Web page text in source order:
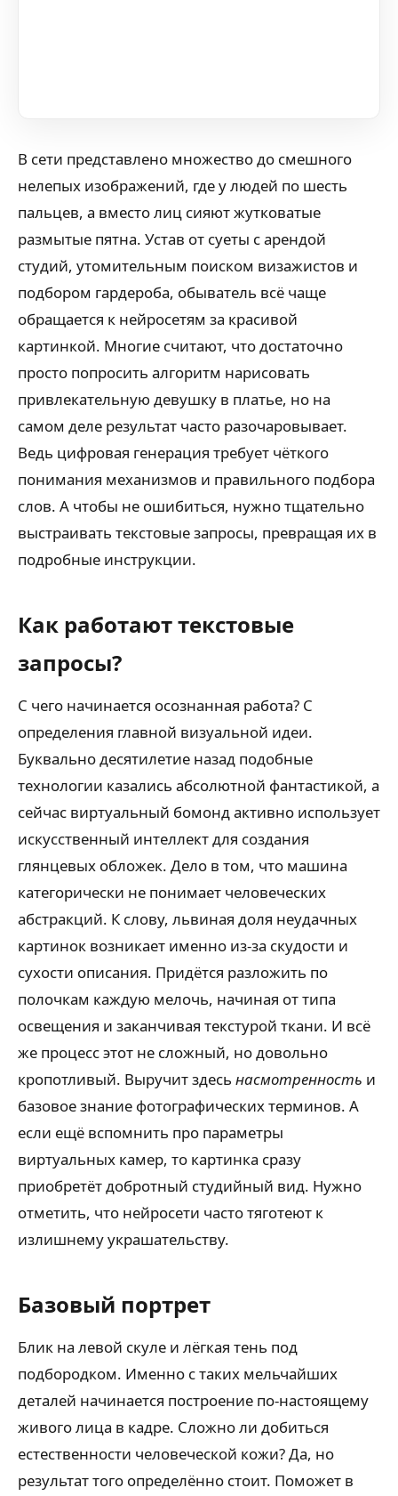
В сети представлено множество до смешного
нелепых изображений, где у людей по шесть
пальцев, а вместо лиц сияют жутковатые
размытые пятна. Устав от суеты с арендой
студий, утомительным поиском визажистов и
подбором гардероба, обыватель всё чаще
обращается к нейросетям за красивой
картинкой. Многие считают, что достаточно
просто попросить алгоритм нарисовать
привлекательную девушку в платье, но на
самом деле результат часто разочаровывает.
Ведь цифровая генерация требует чёткого
понимания механизмов и правильного подбора
слов. А чтобы не ошибиться, нужно тщательно
выстраивать текстовые запросы, превращая их в
подробные инструкции.
Как работают текстовые
запросы?
С чего начинается осознанная работа? С
определения главной визуальной идеи.
Буквально десятилетие назад подобные
технологии казались абсолютной фантастикой, а
сейчас виртуальный бомонд активно использует
искусственный интеллект для создания
глянцевых обложек. Дело в том, что машина
категорически не понимает человеческих
абстракций. К слову, львиная доля неудачных
картинок возникает именно из-за скудости и
сухости описания. Придётся разложить по
полочкам каждую мелочь, начиная от типа
освещения и заканчивая текстурой ткани. И всё
же процесс этот не сложный, но довольно
кропотливый. Выручит здесь насмотренность и
базовое знание фотографических терминов. А
если ещё вспомнить про параметры
виртуальных камер, то картинка сразу
приобретёт добротный студийный вид. Нужно
отметить, что нейросети часто тяготеют к
излишнему украшательству.
Базовый портрет
Блик на левой скуле и лёгкая тень под
подбородком. Именно с таких мельчайших
деталей начинается построение по-настоящему
живого лица в кадре. Сложно ли добиться
естественности человеческой кожи? Да, но
результат того определённо стоит. Поможет в